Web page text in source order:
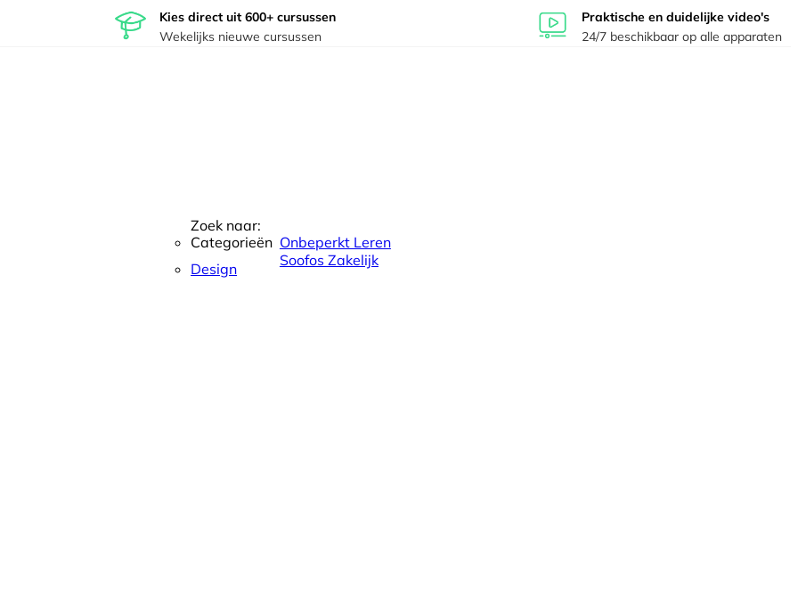
Kies direct uit 600+ cursussen
Wekelijks nieuwe cursussen
Praktische en duidelijke video's
24/7 beschikbaar op alle apparaten
Onbeperkt Leren
Soofos Zakelijk
Categorieën
Design
Zoek naar: